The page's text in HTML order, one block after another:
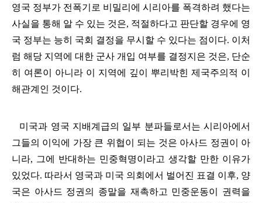
영국 정부가 전폭기로 비밀리에 시리아를 폭격하려 했다는
사실을 통해 알 수 있는 것은, 적절하다고 판단할 경우에 영
국 정부는 능히 국회 결정을 무시할 수 있다는 점이다. 이처
럼 해당 지역에 대한 군사 개입 여부를 결정지은 것은, 단순
히 여론이 아니라 이 지역에 깊이 뿌리박힌 제국주의적 이
해관계인 것이다.
미국과 영국 지배계급의 일부 분파들로서는 시리아에서
그들의 이익에 가장 큰 위협이 되는 것은 아사드 정권이 아
니라, 그에 반대하는 민중혁명이라고 생각할 만한 이유가
있었다. 따라서 영국과 미국 의회에서 벌어진 표결 이후, 양
국은 아사드 정권의 종말을 재촉하고 민중운동이 권력을